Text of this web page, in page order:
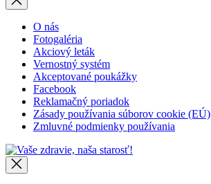
O nás
Fotogaléria
Akciový leták
Vernostný systém
Akceptované poukážky
Facebook
Reklamačný poriadok
Zásady používania súborov cookie (EÚ)
Zmluvné podmienky používania